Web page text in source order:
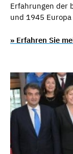
Erfahrungen der
und 1945
» Erfahren Sie